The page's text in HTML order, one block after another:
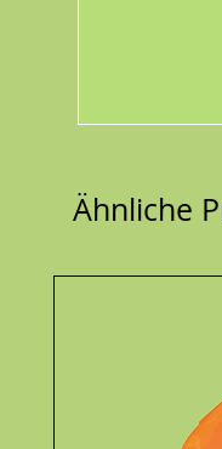
Ähnliche